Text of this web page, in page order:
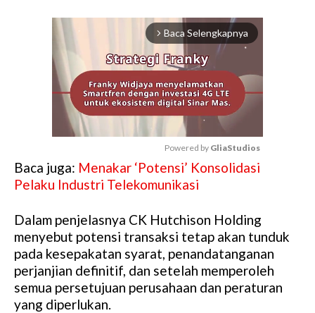
arrow_forward_ios Baca Selengkapnya
M
e
Powered by GliaStudios
Baca juga: Menakar ‘Potensi’ Konsolidasi
Pelaku Industri Telekomunikasi
Dalam penjelasnya CK Hutchison Holding
menyebut potensi transaksi tetap akan tunduk
pada kesepakatan syarat, penandatanganan
perjanjian definitif, dan setelah memperoleh
semua persetujuan perusahaan dan peraturan
yang diperlukan.